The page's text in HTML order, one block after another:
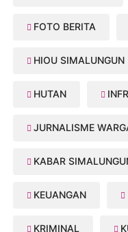
FOTO BERITA
HIOU SIMALUNGUN
HUTAN
JURNALISME
KABAR
KEUANGAN
KRIMINAL